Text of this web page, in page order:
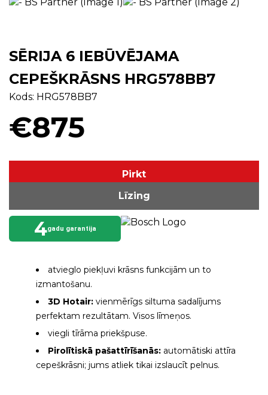
SĒRIJA 6 IEBŪVĒJAMA
CEPEŠKRĀSNS HRG578BB7
Kods: HRG578BB7
€875
Pirkt
4gadu garantija
Līzing
atvieglo piekļuvi krāsns funkcijām un to
izmantošanu.
3D Hotair: vienmērīgs siltuma sadalījums
perfektam rezultātam. Visos līmeņos.
viegli tīrāma priekšpuse.
Pirolītiskā pašattīrīšanās: automātiski attīra
cepeškrāsni; jums atliek tikai izslaucīt pelnus.